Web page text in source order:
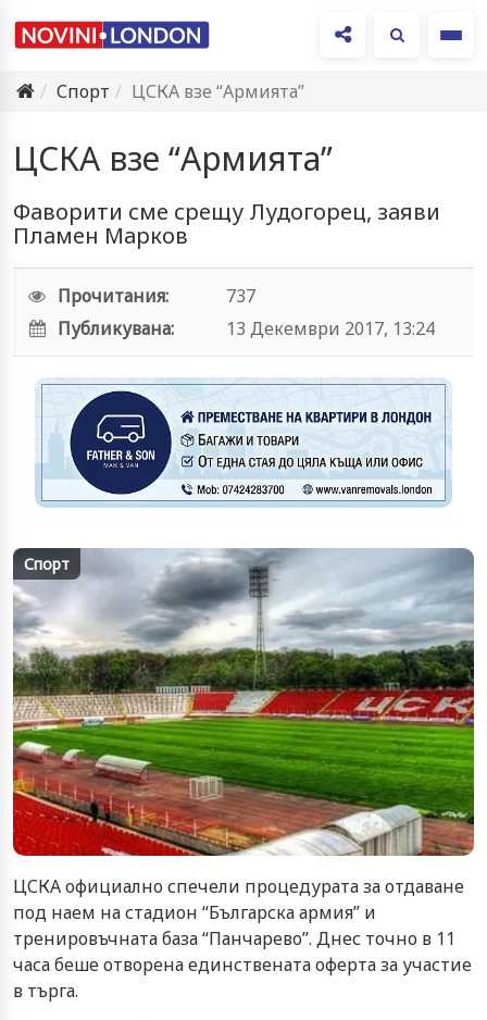
Спорт
ЦСКА взе “Армията”
ЦСКА взе “Армията”
Фаворити сме срещу Лудогорец, заяви
Пламен Марков
Прочитания:
737
Публикувана:
13 Декември 2017, 13:24
Спорт
ЦСКА официално спечели процедурата за отдаване
под наем на стадион “Българска армия” и
тренировъчната база “Панчарево”. Днес точно в 11
часа беше отворена единствената оферта за участие
в търга.